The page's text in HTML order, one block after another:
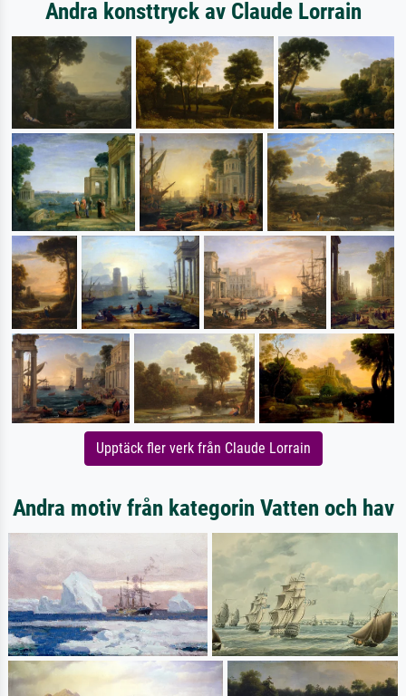
Andra konsttryck av Claude Lorrain
Upptäck fler verk från Claude Lorrain
Andra motiv från kategorin Vatten och hav